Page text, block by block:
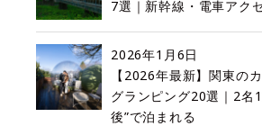
7選｜新幹線・電車アク
2026年1月6日
【2026年最新】関東の
グランピング20選｜2名
後”で泊まれる